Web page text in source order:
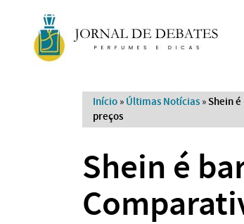
Início » Últimas Notícias » Shein
preços
Shein é